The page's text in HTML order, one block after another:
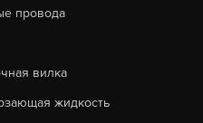
провода
вилка
жидкость